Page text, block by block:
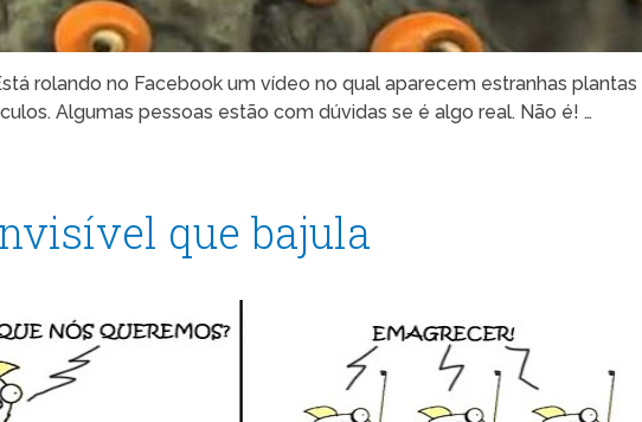
rolando no Facebook um vídeo no qual aparecem estranhas plantas
Algumas pessoas estão com dúvidas se é algo real. Não é! …
que bajula